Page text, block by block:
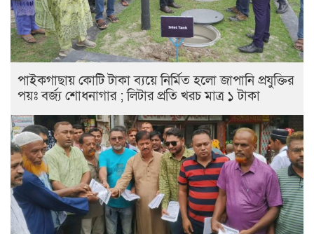
পাইকগাছায় কোটি টাকা ব্যয়ে নির্মিত হলো জাপানি প্রযুক্তির
পয়ঃ বর্জ্য শোধনাগার ; লিটার প্রতি খরচ মাত্র ১ টাকা